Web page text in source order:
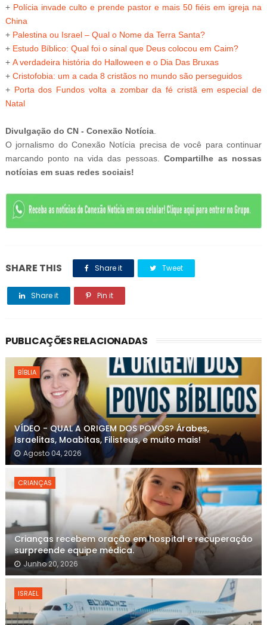
+ Polícia invade culto e prende pastor e mais 50 fiéis em igreja na
China
+ Palestina ou Israel – Qual o Nome da Terra Santa?
+ Estudo Bíblico: Qual foi o sinal que Deus colocou em Caim?
+ A verdadeira história do Halloween e o Dia Das Bruxas
+ Cristofobia: um a cada 8 cristãos no mundo são perseguidos
+ Porta dos Fundos volta a zombar da fé cristã em especial de
Natal
Divulgação do CN - Conexão Notícia.
O jornalismo do Conexão Notícia precisa de você para continuar
marcando ponto na vida das pessoas.Compartilhe as nossas
notícias em suas redes sociais!
SHARE THIS Share it Tweet
Share it Pin it
PUBLICAÇÕES RELACIONADAS
BÍBLIA
VÍDEO - QUAL A ORIGEM DOS POVOS? Árabes,
Israelitas, Moabitas, Filisteus, e muito mais!
Agosto 04, 2026
CRIANÇAS
Crianças recebem oração em hospital e recuperação
surpreende equipe médica.
Junho 20, 2026
ISRAEL